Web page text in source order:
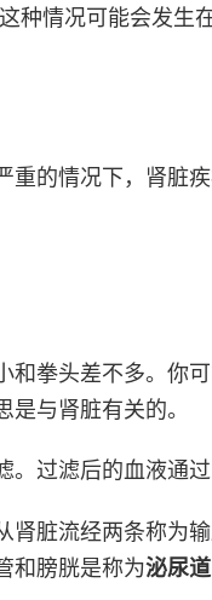
种情况可能会发生
重的情况下，肾脏疾
和拳头差不多。你
与肾脏有关的。
过滤后的血液通
肾脏流经两条称为
和膀胱是称为泌尿道